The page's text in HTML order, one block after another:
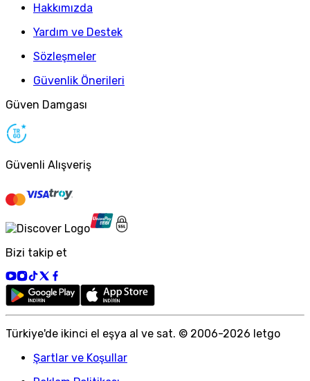
Hakkımızda
Yardım ve Destek
Sözleşmeler
Güvenlik Önerileri
Güven Damgası
Güvenli Alışveriş
Bizi takip et
Türkiye'de ikinci el eşya al ve sat. © 2006-2026 letgo
Şartlar ve Koşullar